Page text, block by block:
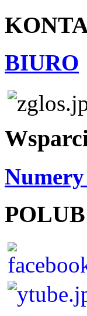
BIURO